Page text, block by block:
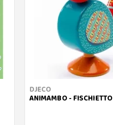
DJECO
ANIMAMBO - FISCHIETTO